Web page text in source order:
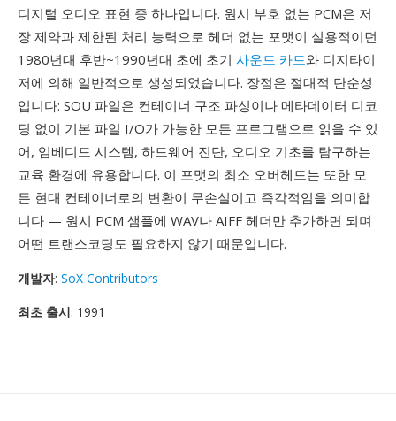
디지털 오디오 표현 중 하나입니다. 원시 부호 없는 PCM은 저
장 제약과 제한된 처리 능력으로 헤더 없는 포맷이 실용적이던
1980년대 후반~1990년대 초에 초기 사운드 카드와 디지타이
저에 의해 일반적으로 생성되었습니다. 장점은 절대적 단순성
입니다: SOU 파일은 컨테이너 구조 파싱이나 메타데이터 디코
딩 없이 기본 파일 I/O가 가능한 모든 프로그램으로 읽을 수 있
어, 임베디드 시스템, 하드웨어 진단, 오디오 기초를 탐구하는
교육 환경에 유용합니다. 이 포맷의 최소 오버헤드는 또한 모
든 현대 컨테이너로의 변환이 무손실이고 즉각적임을 의미합
니다 — 원시 PCM 샘플에 WAV나 AIFF 헤더만 추가하면 되며
어떤 트랜스코딩도 필요하지 않기 때문입니다.
개발자: SoX Contributors
최초 출시: 1991